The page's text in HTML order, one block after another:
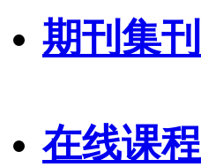
期刊集刊
在线课程